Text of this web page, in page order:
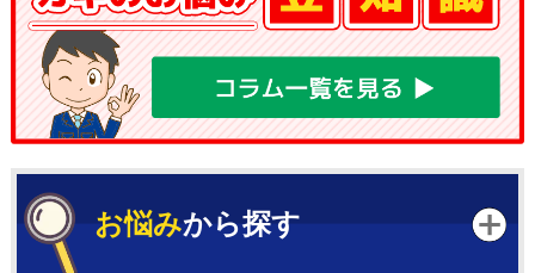
お悩みから探す